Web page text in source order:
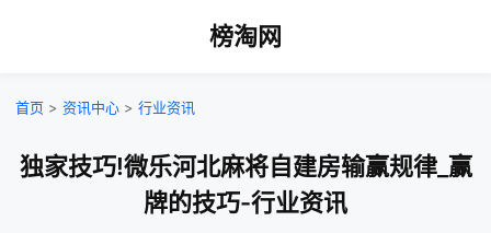
榜淘网
首页 > 资讯中心 > 行业资讯
独家技巧!微乐河北麻将自建房输赢规律_赢
牌的技巧-行业资讯